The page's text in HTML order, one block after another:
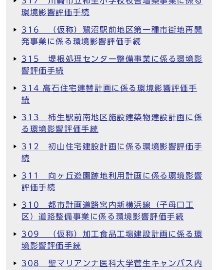
環境影響評価手続
316 （仮称）鷺沼駅前地区第一種市街地再開
発事業に係る環境影響評価手続
315 堤根処理センター整備事業に係る環境影
響評価手続
314 高石住宅建替計画に係る環境影響評価手
続
313 柿生駅前南地区施設建築物建設計画に係
る環境影響評価手続
312 初山住宅建設計画に係る環境影響評価手
続
311 向ヶ丘遊園跡地利用計画に係る環境影響
評価手続
310 都市計画道路宮内新横浜線（子母口工
区）道路整備事業に係る環境影響評価手続
309 （仮称）加工食品工場建設計画に係る環
境影響評価手続
308 聖マリアンナ医科大学菅生キャンパス内